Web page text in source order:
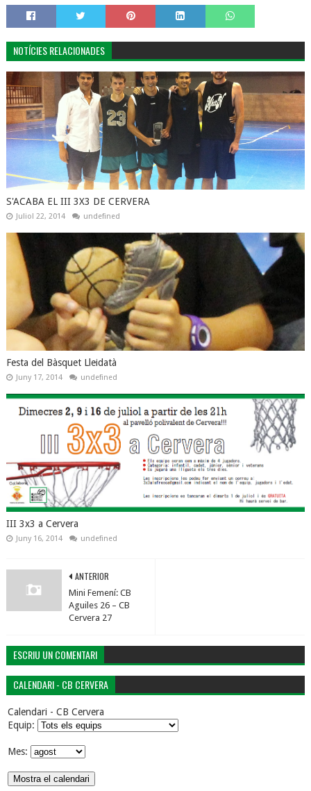
NOTÍCIES RELACIONADES
S'ACABA EL III 3X3 DE CERVERA
Juliol 22, 2014 undefined
Festa del Bàsquet Lleidatà
Juny 17, 2014 undefined
III 3x3 a Cervera
Juny 16, 2014 undefined
ANTERIOR
Mini Femení: CB
Aguiles 26 – CB
Cervera 27
ESCRIU UN COMENTARI
CALENDARI - CB CERVERA
Calendari - CB Cervera
Equip:
Mes: